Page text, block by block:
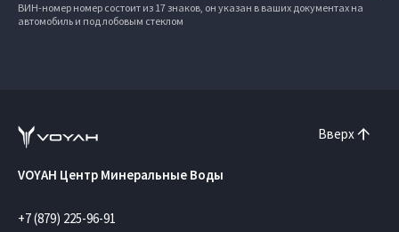
ВИН-номер номер состоит из 17 знаков, он указан в ваших документах на
автомобиль и под лобовым стеклом
Вверх
VOYAH Центр Минеральные Воды
+7 (879) 225-96-91